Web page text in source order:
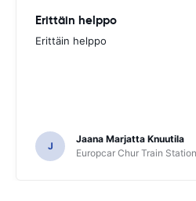
Erittäin helppo
Erittäin helppo
J
Jaana Marjatta Knuutila
Europcar Chur Train Station